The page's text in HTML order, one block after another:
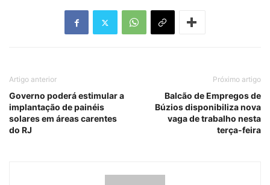
Artigo anterior
Governo poderá estimular a
implantação de painéis
solares em áreas carentes
do RJ
Próximo artigo
Balcão de Empregos de
Búzios disponibiliza nova
vaga de trabalho nesta
terça-feira